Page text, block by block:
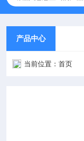
产品中心
当前位置：首页